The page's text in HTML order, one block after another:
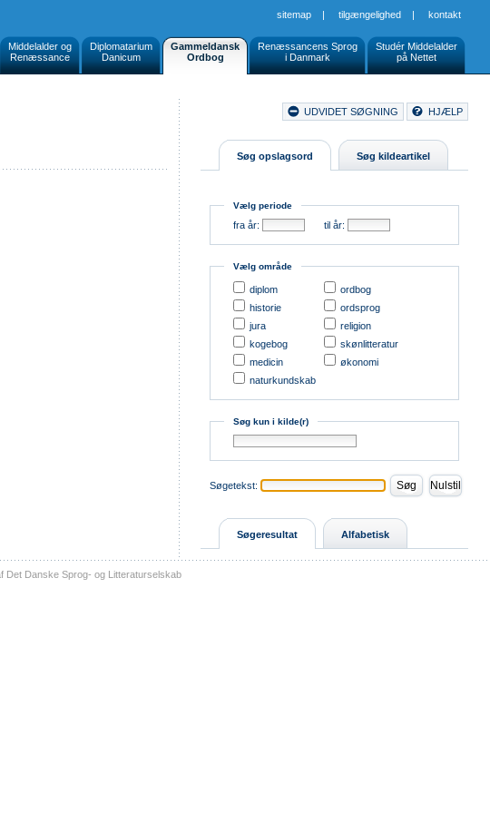
sitemap | tilgængelighed | kontakt
Middelalder og
Renæssance
Diplomatarium
Danicum
Gammeldansk
Ordbog
Renæssancens Sprog
i Danmark
Studér Middelalder
på Nettet
UDVIDET SØGNING HJÆLP
Søg opslagsord Søg kildeartikel
Vælg periode
fra år: til år:
Vælg område
diplom
historie
jura
kogebog
medicin
naturkundskab
ordbog
ordsprog
religion
skønlitteratur
økonomi
Søg kun i kilde(r)
Søgetekst:
Søgeresultat Alfabetisk
Det Danske Sprog- og Litteraturselskab